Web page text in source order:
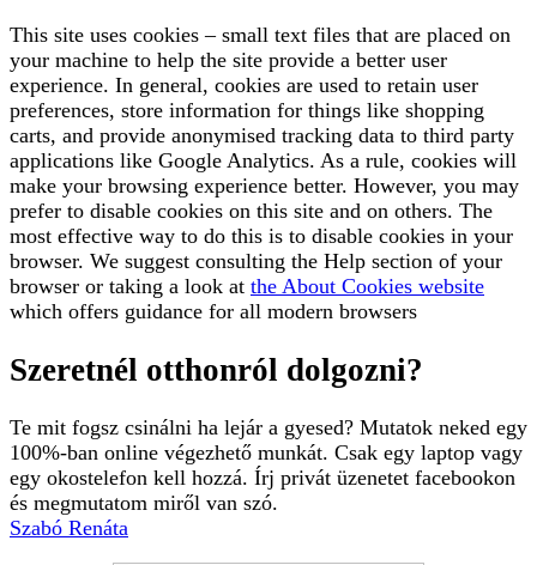
This site uses cookies – small text files that are placed on
your machine to help the site provide a better user
experience. In general, cookies are used to retain user
preferences, store information for things like shopping
carts, and provide anonymised tracking data to third party
applications like Google Analytics. As a rule, cookies will
make your browsing experience better. However, you may
prefer to disable cookies on this site and on others. The
most effective way to do this is to disable cookies in your
browser. We suggest consulting the Help section of your
browser or taking a look at the About Cookies website
which offers guidance for all modern browsers
Szeretnél otthonról dolgozni?
Te mit fogsz csinálni ha lejár a gyesed? Mutatok neked egy
100%-ban online végezhető munkát. Csak egy laptop vagy
egy okostelefon kell hozzá. Írj privát üzenetet facebookon
és megmutatom miről van szó.
Szabó Renáta